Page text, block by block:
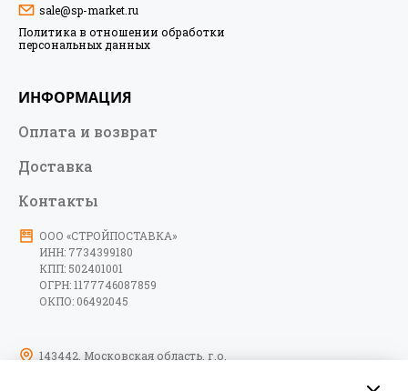
sale@sp-market.ru
Политика в отношении обработки
персональных данных
ИНФОРМАЦИЯ
Оплата и возврат
Доставка
Контакты
ООО «СТРОЙПОСТАВКА»
ИНН: 7734399180
КПП: 502401001
ОГРН: 1177746087859
ОКПО: 06492045
143442, Московская область, г.о.